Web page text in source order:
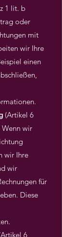
1 lit. b
oder
mit
wir Ihre
einen
(Artikel 6
Wenn wir
wir Ihre
wir
für
Diese
6